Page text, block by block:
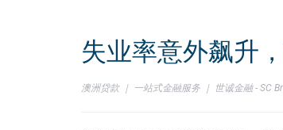
失业率意外飙升
澳洲贷款 ｜ 一站式金融服务 ｜ 世诚金融 - SC